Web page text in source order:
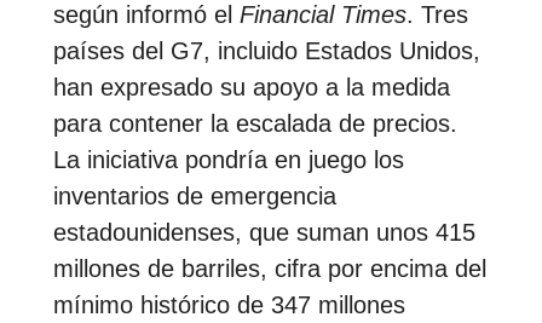
según informó el Financial Times. Tres
países del G7, incluido Estados Unidos,
han expresado su apoyo a la medida
para contener la escalada de precios.
La iniciativa pondría en juego los
inventarios de emergencia
estadounidenses, que suman unos 415
millones de barriles, cifra por encima del
mínimo histórico de 347 millones